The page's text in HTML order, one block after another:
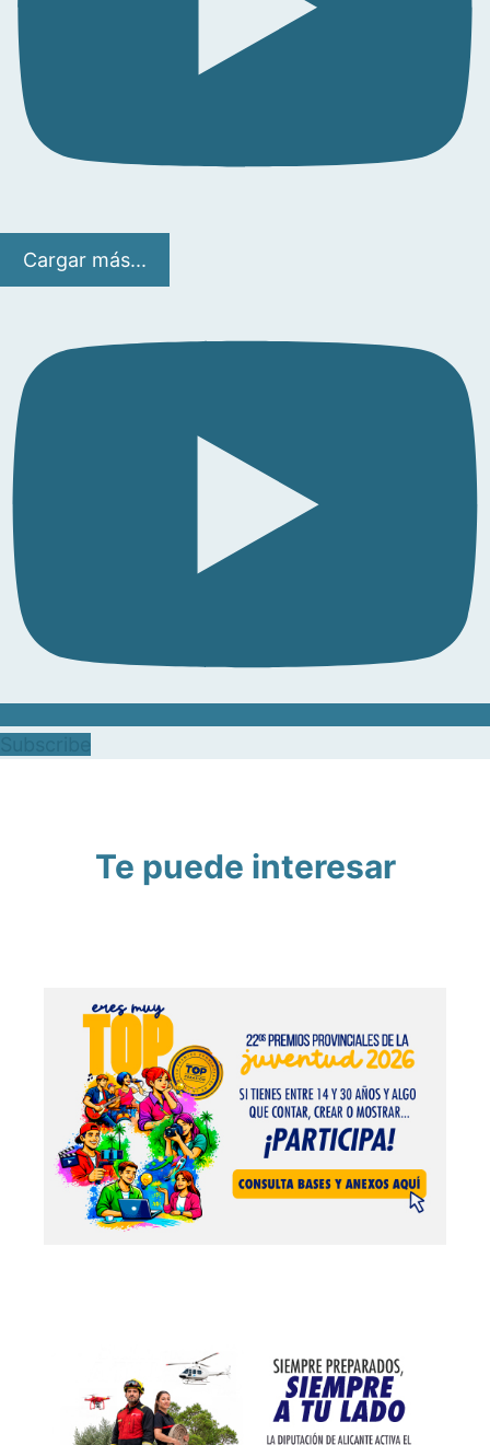
Cargar más...
Te puede interesar